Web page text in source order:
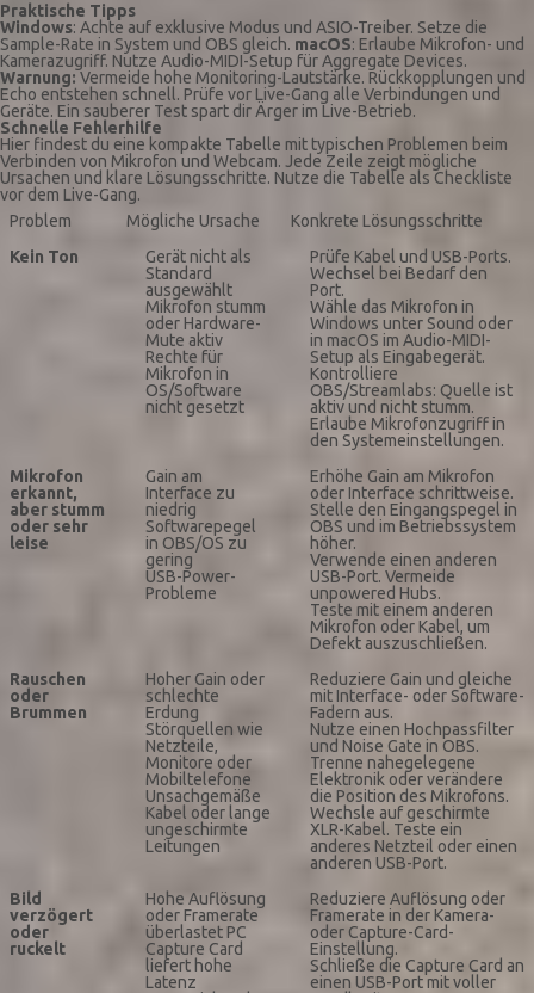
Praktische Tipps
Windows: Achte auf exklusive Modus und ASIO-Treiber. Setze die
Sample-Rate in System und OBS gleich. macOS: Erlaube Mikrofon- und
Kamerazugriff. Nutze Audio-MIDI-Setup für Aggregate Devices.
Warnung: Vermeide hohe Monitoring-Lautstärke. Rückkopplungen und
Echo entstehen schnell. Prüfe vor Live-Gang alle Verbindungen und
Geräte. Ein sauberer Test spart dir Ärger im Live-Betrieb.
Schnelle Fehlerhilfe
Hier findest du eine kompakte Tabelle mit typischen Problemen beim
Verbinden von Mikrofon und Webcam. Jede Zeile zeigt mögliche
Ursachen und klare Lösungsschritte. Nutze die Tabelle als Checkliste
vor dem Live-Gang.
Problem
Mögliche Ursache
Konkrete Lösungsschritte
Kein Ton
Gerät nicht als
Standard
ausgewählt
Mikrofon stumm
oder Hardware-
Mute aktiv
Rechte für
Mikrofon in
OS/Software
nicht gesetzt
Prüfe Kabel und USB-Ports.
Wechsel bei Bedarf den
Port.
Wähle das Mikrofon in
Windows unter Sound oder
in macOS im Audio-MIDI-
Setup als Eingabegerät.
Kontrolliere
OBS/Streamlabs: Quelle ist
aktiv und nicht stumm.
Erlaube Mikrofonzugriff in
den Systemeinstellungen.
Mikrofon
erkannt,
aber stumm
oder sehr
leise
Gain am
Interface zu
niedrig
Softwarepegel
in OBS/OS zu
gering
USB-Power-
Probleme
Erhöhe Gain am Mikrofon
oder Interface schrittweise.
Stelle den Eingangspegel in
OBS und im Betriebssystem
höher.
Verwende einen anderen
USB-Port. Vermeide
unpowered Hubs.
Teste mit einem anderen
Mikrofon oder Kabel, um
Defekt auszuschließen.
Rauschen
oder
Brummen
Hoher Gain oder
schlechte
Erdung
Störquellen wie
Netzteile,
Monitore oder
Mobiltelefone
Unsachgemäße
Kabel oder lange
ungeschirmte
Leitungen
Reduziere Gain und gleiche
mit Interface- oder Software-
Fadern aus.
Nutze einen Hochpassfilter
und Noise Gate in OBS.
Trenne nahegelegene
Elektronik oder verändere
die Position des Mikrofons.
Wechsle auf geschirmte
XLR-Kabel. Teste ein
anderes Netzteil oder einen
anderen USB-Port.
Bild
verzögert
oder
ruckelt
Hohe Auflösung
oder Framerate
überlastet PC
Capture Card
liefert hohe
Latenz
Reduziere Auflösung oder
Framerate in der Kamera-
oder Capture-Card-
Einstellung.
Schließe die Capture Card an
einen USB-Port mit voller